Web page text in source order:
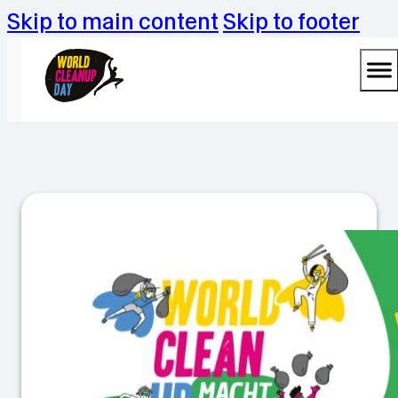
Skip to main content Skip to footer
S
Z